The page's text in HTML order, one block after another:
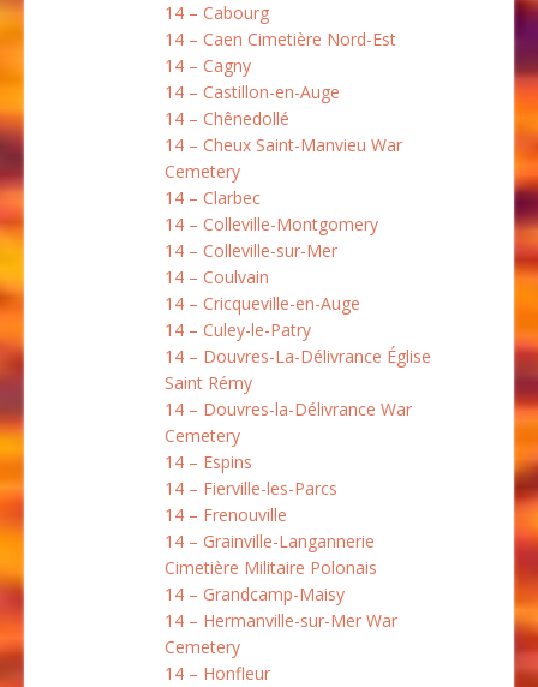
14 – Cabourg
14 – Caen Cimetière Nord-Est
14 – Cagny
14 – Castillon-en-Auge
14 – Chênedollé
14 – Cheux Saint-Manvieu War
Cemetery
14 – Clarbec
14 – Colleville-Montgomery
14 – Colleville-sur-Mer
14 – Coulvain
14 – Cricqueville-en-Auge
14 – Culey-le-Patry
14 – Douvres-La-Délivrance Église
Saint Rémy
14 – Douvres-la-Délivrance War
Cemetery
14 – Espins
14 – Fierville-les-Parcs
14 – Frenouville
14 – Grainville-Langannerie
Cimetière Militaire Polonais
14 – Grandcamp-Maisy
14 – Hermanville-sur-Mer War
Cemetery
14 – Honfleur